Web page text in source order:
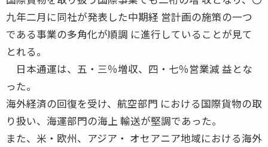
九年二月に同社が発表した中期経 営計画の施策の一つ
である事業の多角化が順調 に進行していることが見て
とれる。
日本通運は、五・三％増収、四・七％営業減 益とな
った。
海外経済の回復を受け、航空部門 における国際貨物の取
り扱い、海運部門の海上 輸送が堅調であった。
また、米・欧州、アジア・ オセアニア地域における海外